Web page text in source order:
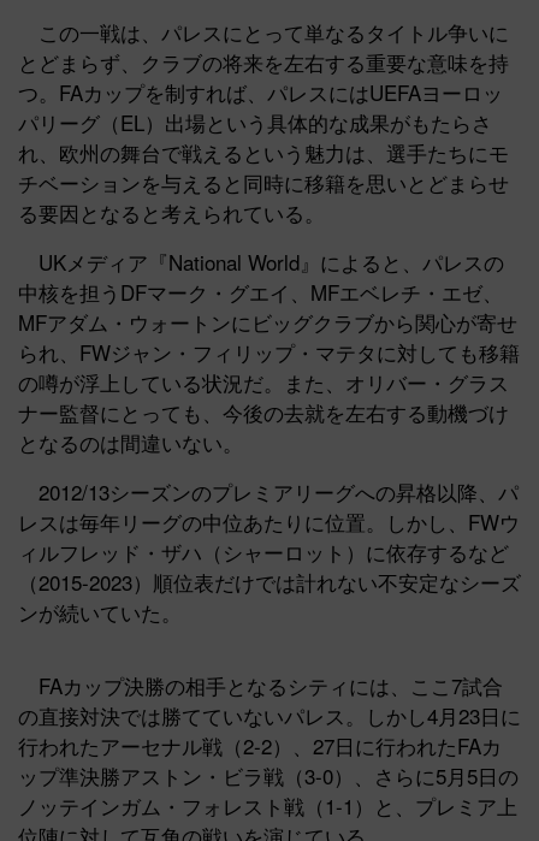
この一戦は、パレスにとって単なるタイトル争いに
とどまらず、クラブの将来を左右する重要な意味を持
つ。FAカップを制すれば、パレスにはUEFAヨーロッ
パリーグ（EL）出場という具体的な成果がもたらさ
れ、欧州の舞台で戦えるという魅力は、選手たちにモ
チベーションを与えると同時に移籍を思いとどまらせ
る要因となると考えられている。
UKメディア『National World』によると、パレスの
中核を担うDFマーク・グエイ、MFエベレチ・エゼ、
MFアダム・ウォートンにビッグクラブから関心が寄せ
られ、FWジャン・フィリップ・マテタに対しても移籍
の噂が浮上している状況だ。また、オリバー・グラス
ナー監督にとっても、今後の去就を左右する動機づけ
となるのは間違いない。
2012/13シーズンのプレミアリーグへの昇格以降、パ
レスは毎年リーグの中位あたりに位置。しかし、FWウ
ィルフレッド・ザハ（シャーロット）に依存するなど
（2015-2023）順位表だけでは計れない不安定なシーズ
ンが続いていた。
FAカップ決勝の相手となるシティには、ここ7試合
の直接対決では勝てていないパレス。しかし4月23日に
行われたアーセナル戦（2-2）、27日に行われたFAカ
ップ準決勝アストン・ビラ戦（3-0）、さらに5月5日の
ノッテインガム・フォレスト戦（1-1）と、プレミア上